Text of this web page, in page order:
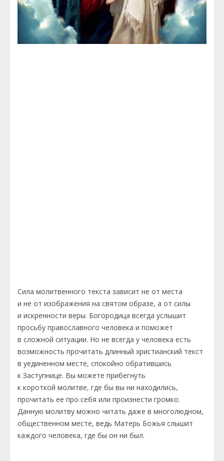
Сила молитвенного текста зависит не от места
и не от изображения на святом образе, а от силы
и искренности веры. Богородица всегда услышит
просьбу православного человека и поможет
в сложной ситуации. Но не всегда у человека есть
возможность прочитать длинный христианский текст
в уединенном месте, спокойно обратившись
к Заступнице. Вы можете прибегнуть
к короткой молитве, где бы вы ни находились,
прочитать ее про себя или произнести громко.
Данную молитву можно читать даже в многолюдном,
общественном месте, ведь Матерь Божья слышит
каждого человека, где бы он ни был.